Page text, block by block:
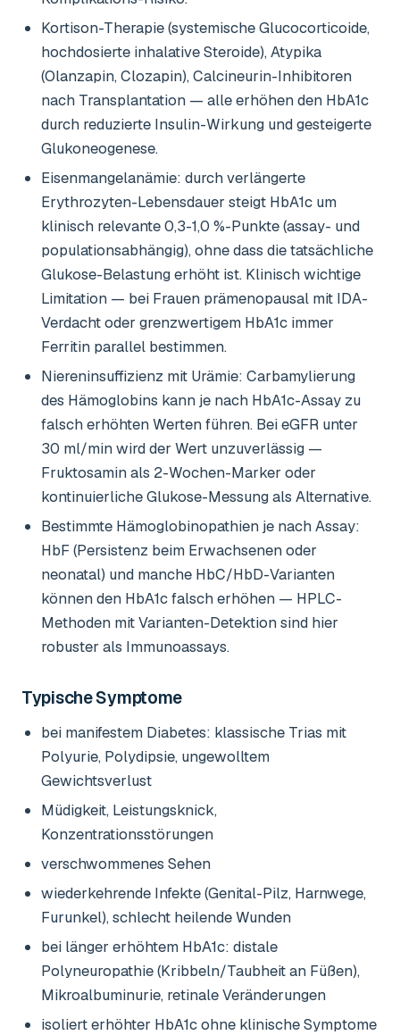
Kortison-Therapie (systemische Glucocorticoide,
hochdosierte inhalative Steroide), Atypika
(Olanzapin, Clozapin), Calcineurin-Inhibitoren
nach Transplantation — alle erhöhen den HbA1c
durch reduzierte Insulin-Wirkung und gesteigerte
Glukoneogenese.
Eisenmangelanämie: durch verlängerte
Erythrozyten-Lebensdauer steigt HbA1c um
klinisch relevante 0,3-1,0 %-Punkte (assay- und
populationsabhängig), ohne dass die tatsächliche
Glukose-Belastung erhöht ist. Klinisch wichtige
Limitation — bei Frauen prämenopausal mit IDA-
Verdacht oder grenzwertigem HbA1c immer
Ferritin parallel bestimmen.
Niereninsuffizienz mit Urämie: Carbamylierung
des Hämoglobins kann je nach HbA1c-Assay zu
falsch erhöhten Werten führen. Bei eGFR unter
30 ml/min wird der Wert unzuverlässig —
Fruktosamin als 2-Wochen-Marker oder
kontinuierliche Glukose-Messung als Alternative.
Bestimmte Hämoglobinopathien je nach Assay:
HbF (Persistenz beim Erwachsenen oder
neonatal) und manche HbC/HbD-Varianten
können den HbA1c falsch erhöhen — HPLC-
Methoden mit Varianten-Detektion sind hier
robuster als Immunoassays.
Typische Symptome
bei manifestem Diabetes: klassische Trias mit
Polyurie, Polydipsie, ungewolltem
Gewichtsverlust
Müdigkeit, Leistungsknick,
Konzentrationsstörungen
verschwommenes Sehen
wiederkehrende Infekte (Genital-Pilz, Harnwege,
Furunkel), schlecht heilende Wunden
bei länger erhöhtem HbA1c: distale
Polyneuropathie (Kribbeln/Taubheit an Füßen),
Mikroalbuminurie, retinale Veränderungen
isoliert erhöhter HbA1c ohne klinische Symptome